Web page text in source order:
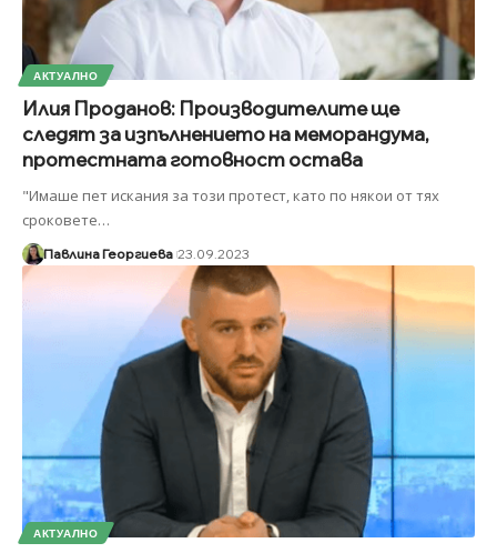
АКТУАЛНО
Илия Проданов: Производителите ще
следят за изпълнението на меморандума,
протестната готовност остава
"Имаше пет искания за този протест, като по някои от тях
сроковете…
Павлина Георгиева 23.09.2023
АКТУАЛНО